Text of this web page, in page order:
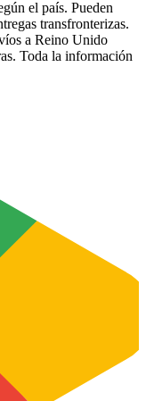
el país. Pueden
transfronterizas.
a Reino Unido
Toda la información